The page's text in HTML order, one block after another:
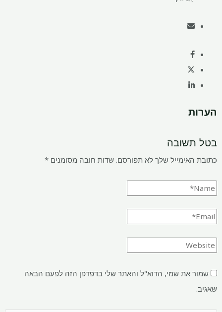
הערות
בטל תשובה
כתובת האימייל שלך לא תפורסם. שדות חובה מסומנים *
שמור את שמי, הדוא"ל והאתר שלי בדפדפן הזה לפעם הבאה
שאגיב.